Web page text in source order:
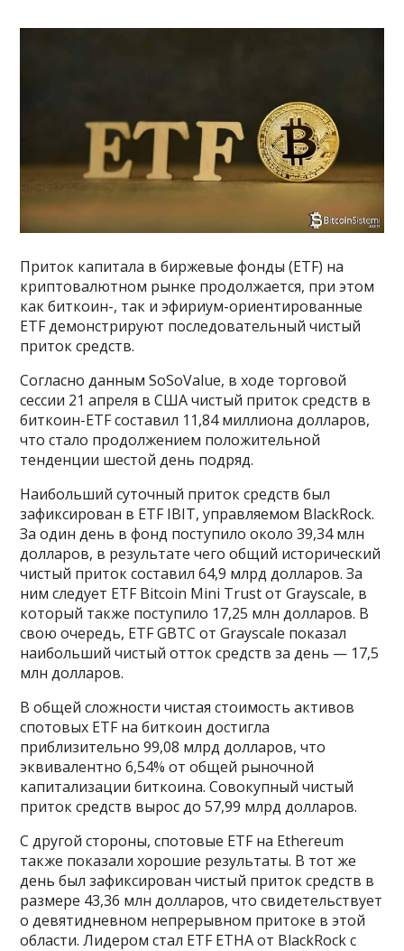
Приток капитала в биржевые фонды (ETF) на
криптовалютном рынке продолжается, при этом
как биткоин-, так и эфириум-ориентированные
ETF демонстрируют последовательный чистый
приток средств.
Согласно данным SoSoValue, в ходе торговой
сессии 21 апреля в США чистый приток средств в
биткоин-ETF составил 11,84 миллиона долларов,
что стало продолжением положительной
тенденции шестой день подряд.
Наибольший суточный приток средств был
зафиксирован в ETF IBIT, управляемом BlackRock.
За один день в фонд поступило около 39,34 млн
долларов, в результате чего общий исторический
чистый приток составил 64,9 млрд долларов. За
ним следует ETF Bitcoin Mini Trust от Grayscale, в
который также поступило 17,25 млн долларов. В
свою очередь, ETF GBTC от Grayscale показал
наибольший чистый отток средств за день — 17,5
млн долларов.
В общей сложности чистая стоимость активов
спотовых ETF на биткоин достигла
приблизительно 99,08 млрд долларов, что
эквивалентно 6,54% от общей рыночной
капитализации биткоина. Совокупный чистый
приток средств вырос до 57,99 млрд долларов.
С другой стороны, спотовые ETF на Ethereum
также показали хорошие результаты. В тот же
день был зафиксирован чистый приток средств в
размере 43,36 млн долларов, что свидетельствует
о девятидневном непрерывном притоке в этой
области. Лидером стал ETF ETHA от BlackRock с